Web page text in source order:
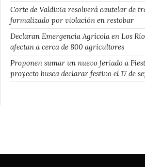
Corte de Valdivia resolverá cautelar de
formalizado por violación en restobar
Declaran Emergencia Agrícola en Los
afectan a cerca de 800 agricultores
Proponen sumar un nuevo feriado a
proyecto busca declarar festivo el 17 de